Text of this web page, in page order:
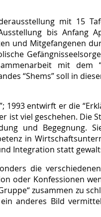
mit 15
bis Anfang
und Mitgefangenen
mit dem
“Shems” soll in
1993 entwirft er die
ist viel geschehen. Die
und Begegnung.
in
Integration statt
die
oder Konfessionen
zusammen zu
anderes Bild